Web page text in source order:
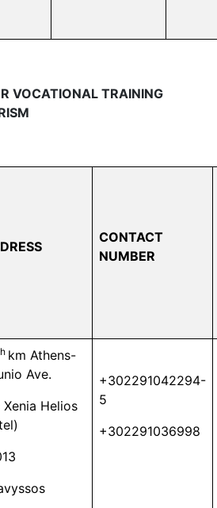
VOCATIONAL TRAINING
CONTACT
NUMBER
km Athens-
Ave.
Xenia Helios
+302291042294-
5
+302291036998